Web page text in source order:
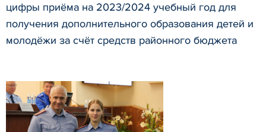
цифры приёма на 2023/2024 учебный год для
получения дополнительного образования детей и
молодёжи за счёт средств районного бюджета